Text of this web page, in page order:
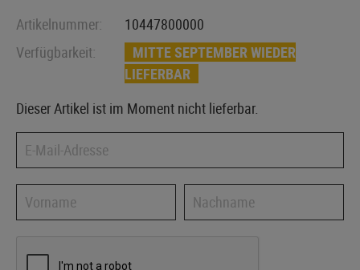
Artikelnummer:
10447800000
Verfügbarkeit:
MITTE SEPTEMBER WIEDER
LIEFERBAR
Dieser Artikel ist im Moment nicht lieferbar.